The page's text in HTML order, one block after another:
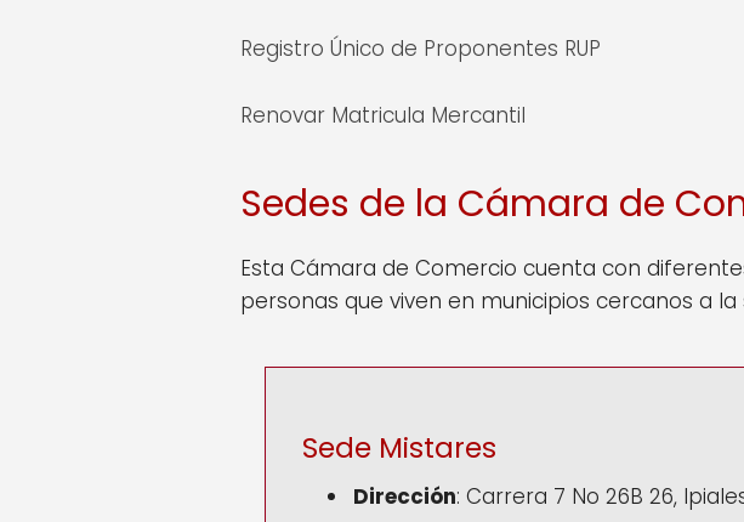
Registro Único de Proponentes RUP
Renovar Matricula Mercantil
Sedes de la Cámara de
Esta Cámara de Comercio cuenta con
personas que viven en municipios cercanos a la
Sede Mistares
Dirección: Carrera 7 No 26B 26,